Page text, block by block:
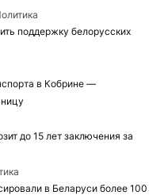
поддержку белорусских
в Кобрине —
до 15 лет заключения за
в Беларуси более 100